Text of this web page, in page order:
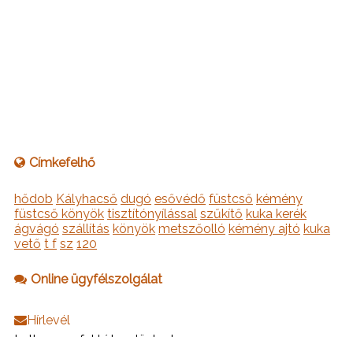
Címkefelhő
hődob Kályhacső dugó esővédő füstcső kémény
füstcső könyök tisztítónyílással szűkítő kuka kerék
ágvágó szállítás könyök metszőolló kémény ajtó kuka
vető t f sz 120
Online ügyfélszolgálat
Hírlevél